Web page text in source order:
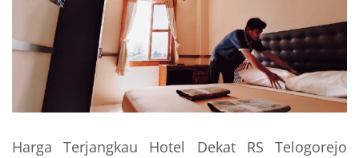
Harga Terjangkau Hotel Dekat RS Telogorejo